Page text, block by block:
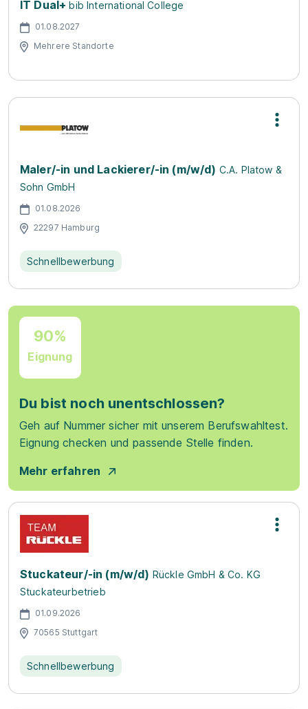
IT Dual+ bib International College
01.08.2027
Mehrere Standorte
Maler/-in und Lackierer/-in (m/w/d) C.A. Platow &
Sohn GmbH
01.08.2026
22297 Hamburg
Schnellbewerbung
90%
Eignung
Du bist noch unentschlossen?
Geh auf Nummer sicher mit unserem Berufswahltest.
Eignung checken und passende Stelle finden.
Mehr erfahren
Stuckateur/-in (m/w/d) Rückle GmbH & Co. KG
Stuckateurbetrieb
01.09.2026
70565 Stuttgart
Schnellbewerbung